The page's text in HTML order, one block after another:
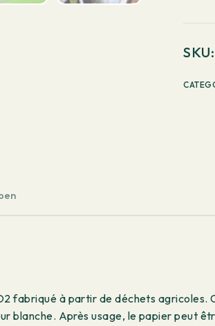
-
SKU:
fabriqué à partir de déchets
blanche. Après usage, le papier peut